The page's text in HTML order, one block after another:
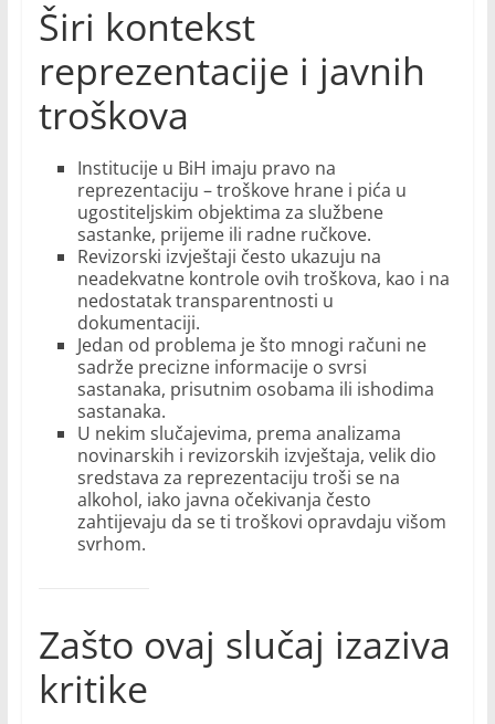
Širi kontekst
reprezentacije i javnih
troškova
Institucije u BiH imaju pravo na
reprezentaciju – troškove hrane i pića u
ugostiteljskim objektima za službene
sastanke, prijeme ili radne ručkove.
Revizorski izvještaji često ukazuju na
neadekvatne kontrole ovih troškova, kao i na
nedostatak transparentnosti u
dokumentaciji.
Jedan od problema je što mnogi računi ne
sadrže precizne informacije o svrsi
sastanaka, prisutnim osobama ili ishodima
sastanaka.
U nekim slučajevima, prema analizama
novinarskih i revizorskih izvještaja, velik dio
sredstava za reprezentaciju troši se na
alkohol, iako javna očekivanja često
zahtijevaju da se ti troškovi opravdaju višom
svrhom.
Zašto ovaj slučaj izaziva
kritike